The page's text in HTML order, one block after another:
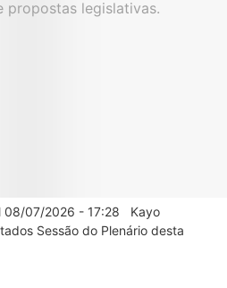
08/07/2026 - 17:28 Kayo
Sessão do Plenário desta